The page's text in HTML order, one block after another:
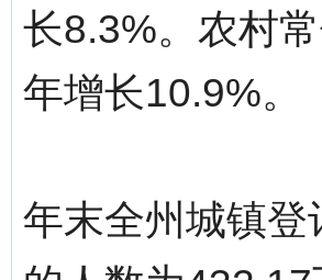
长8.3%。农村
年增长10.9%。
年末全州城镇